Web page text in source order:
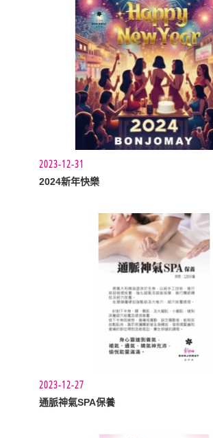
2023-12-31
2024新年快樂
2023-12-27
通脈神氣SPA保養